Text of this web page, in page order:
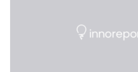
Schienenfahrzeugen die